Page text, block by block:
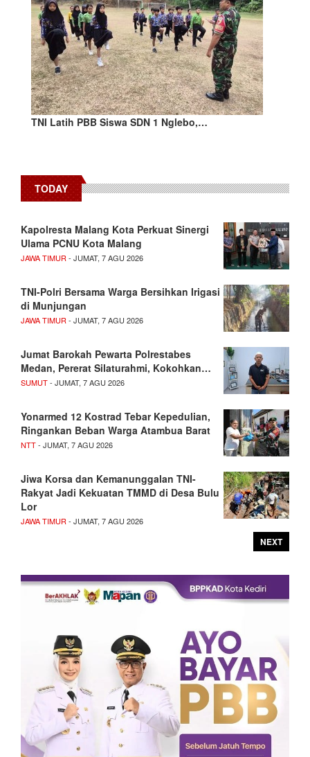
TNI Latih PBB Siswa SDN 1 Nglebo,…
TODAY
Kapolresta Malang Kota Perkuat Sinergi
Ulama PCNU Kota Malang
JAWA TIMUR- JUMAT, 7 AGU 2026
TNI-Polri Bersama Warga Bersihkan Irigasi
di Munjungan
JAWA TIMUR- JUMAT, 7 AGU 2026
Jumat Barokah Pewarta Polrestabes
Medan, Pererat Silaturahmi, Kokohkan…
SUMUT- JUMAT, 7 AGU 2026
Yonarmed 12 Kostrad Tebar Kepedulian,
Ringankan Beban Warga Atambua Barat
NTT- JUMAT, 7 AGU 2026
Jiwa Korsa dan Kemanunggalan TNI-
Rakyat Jadi Kekuatan TMMD di Desa Bulu
Lor
JAWA TIMUR- JUMAT, 7 AGU 2026
NEXT